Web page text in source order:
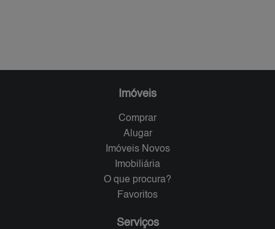
Imóveis
Comprar
Alugar
Imóveis Novos
Imobiliária
O que procura?
Favoritos
Serviços